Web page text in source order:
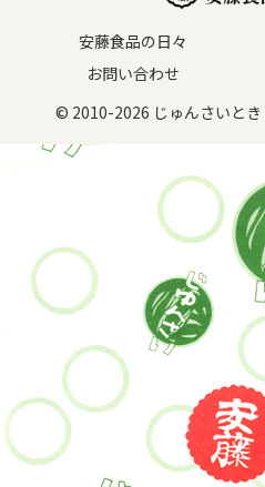
安藤食品の日々
お問い合わせ
© 2010-2026 じゅんさいと